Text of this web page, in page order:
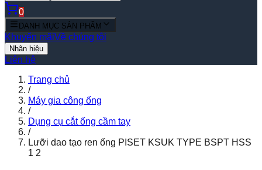
0
DANH MỤC SẢN PHẨM
Khuyến mãiVề chúng tôi
Nhãn hiệu
Liên hệ
Trang chủ
/
Máy gia công ống
/
Dụng cụ cắt ống cầm tay
/
Lưỡi dao tạo ren ống PISET KSUK TYPE BSPT HSS
1 2